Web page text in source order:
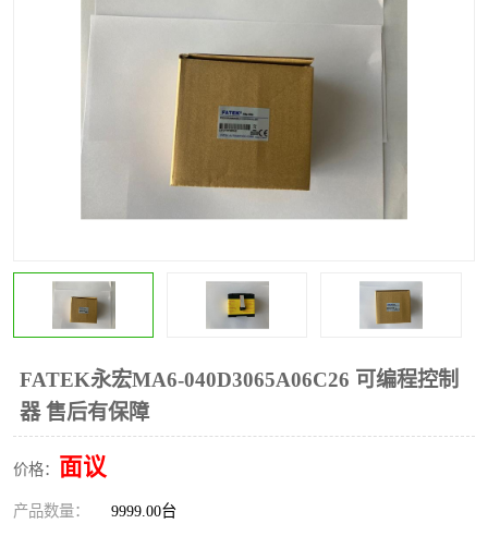
FATEK永宏MA6-040D3065A06C26 可编程控制
器 售后有保障
价格： 面议
产品数量： 9999.00台
安士能开关
克罗地亚 普洛菲斯触摸屏
施迈赛限位开关